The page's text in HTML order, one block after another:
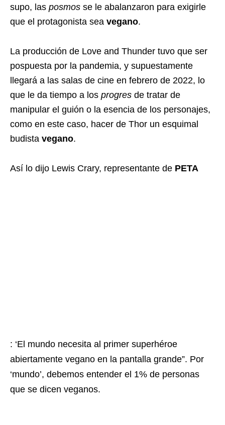
supo, las posmos se le abalanzaron para exigirle
que el protagonista sea vegano.
La producción de Love and Thunder tuvo que ser
pospuesta por la pandemia, y supuestamente
llegará a las salas de cine en febrero de 2022, lo
que le da tiempo a los progres de tratar de
manipular el guión o la esencia de los personajes,
como en este caso, hacer de Thor un esquimal
budista vegano.
Así lo dijo Lewis Crary, representante de PETA
: ‘El mundo necesita al primer superhéroe
abiertamente vegano en la pantalla grande”. Por
‘mundo’, debemos entender el 1% de personas
que se dicen veganos.